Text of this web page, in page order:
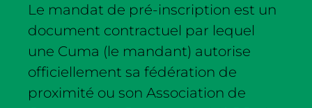
Le mandat de pré-inscription est un
document contractuel par lequel
une Cuma (le mandant) autorise
officiellement sa fédération de
proximité ou son Association de